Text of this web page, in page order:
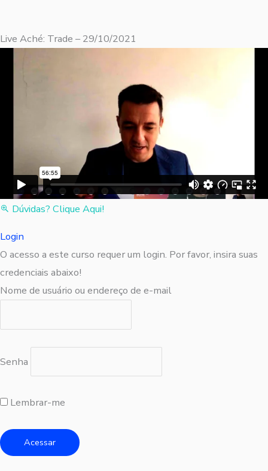
Live Aché: Trade – 29/10/2021
Dúvidas? Clique Aqui!
Login
O acesso a este curso requer um login. Por favor, insira suas
credenciais abaixo!
Nome de usuário ou endereço de e-mail
Senha
Lembrar-me